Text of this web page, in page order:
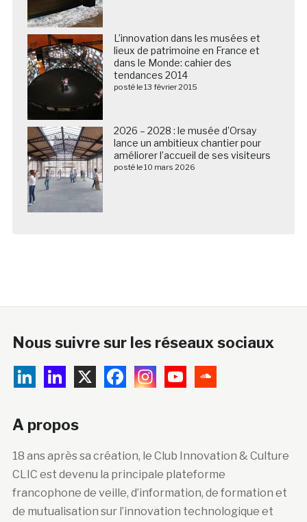
L’innovation dans les musées et
lieux de patrimoine en France et
dans le Monde: cahier des
tendances 2014
posté le 13 février 2015
2026 – 2028 : le musée d’Orsay
lance un ambitieux chantier pour
améliorer l’accueil de ses visiteurs
posté le 10 mars 2026
Nous suivre sur les réseaux sociaux
A propos
18 ans après sa création, le Club Innovation & Culture
CLIC est devenu la principale plateforme
francophone de veille, d’information, de formation et
de mutualisation sur l’innovation technologique et